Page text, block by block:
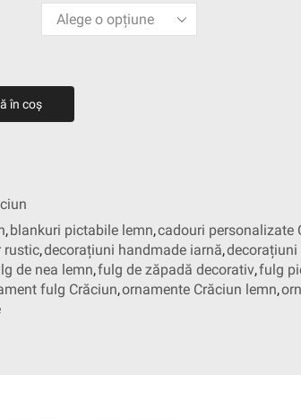
în coș
, blankuri pictabile lemn,cadouri personalizate
rustic,decorațiuni handmade iarnă,decorațiuni
de nea lemn,fulg de zăpadă decorativ,fulg
fulg Crăciun,ornamente Crăciun lemn,